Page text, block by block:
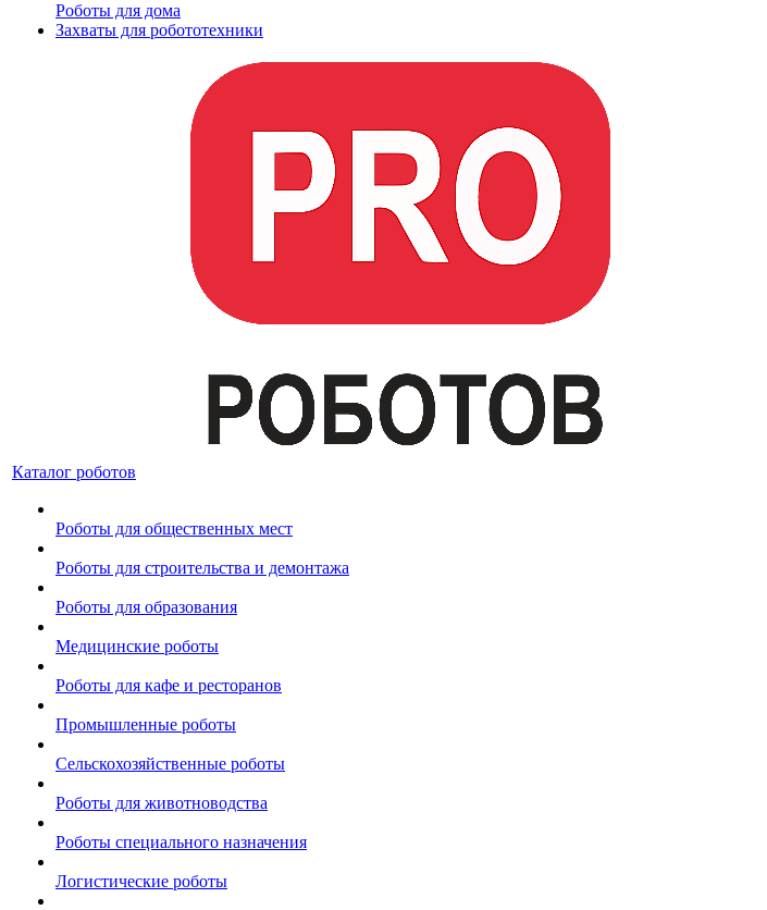
Роботы для дома
Захваты для робототехники
Каталог роботов
Роботы для общественных мест
Роботы для строительства и демонтажа
Роботы для образования
Медицинские роботы
Роботы для кафе и ресторанов
Промышленные роботы
Сельскохозяйственные роботы
Роботы для животноводства
Роботы специального назначения
Логистические роботы